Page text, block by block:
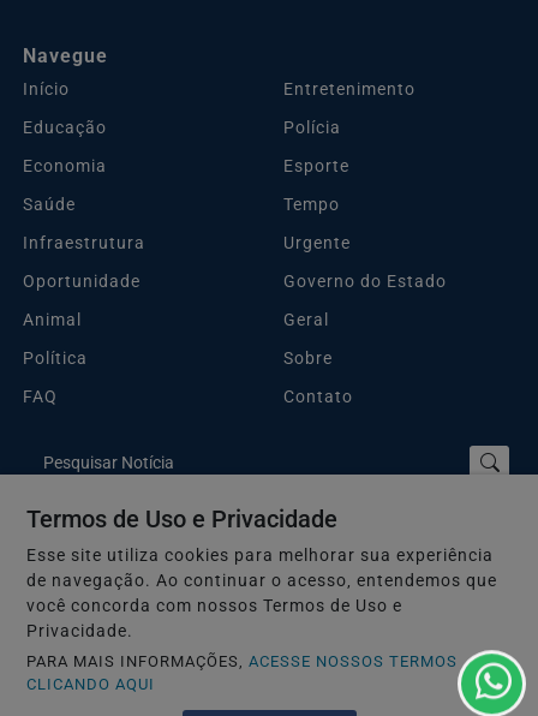
Navegue
Início
Entretenimento
Educação
Polícia
Economia
Esporte
Saúde
Tempo
Infraestrutura
Urgente
Oportunidade
Governo do Estado
Animal
Geral
Política
Sobre
FAQ
Contato
Pesquisar Notícia
Plantão Guarujá e Região © 2026 - Todos os direitos reservados.
Termos de Uso e Privacidade
Termos de Uso e Privacidade
Esse site utiliza cookies para melhorar sua experiência
de navegação. Ao continuar o acesso, entendemos que
você concorda com nossos Termos de Uso e
Privacidade.
PARA MAIS INFORMAÇÕES,ACESSE NOSSOS TERMOS
CLICANDO AQUI